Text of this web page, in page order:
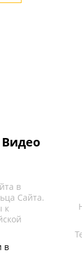
Видео
в
Сайта.
к
в